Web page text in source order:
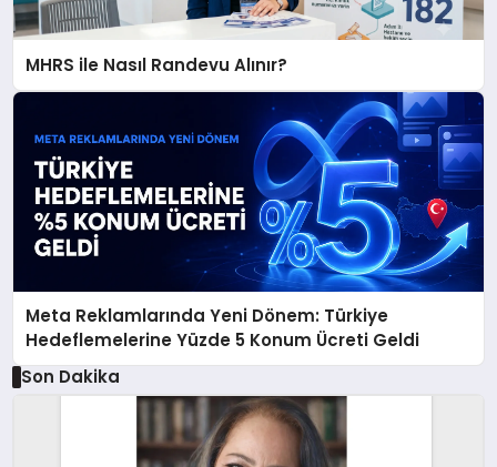
MHRS ile Nasıl Randevu Alınır?
Meta Reklamlarında Yeni Dönem: Türkiye
Hedeflemelerine Yüzde 5 Konum Ücreti Geldi
Son Dakika